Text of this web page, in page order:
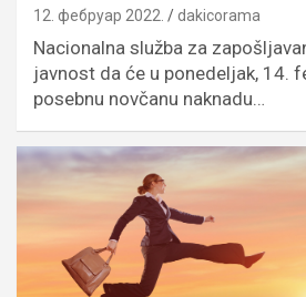
12. фебруар 2022. dakicorama
Nacionalna služba za
javnost da će u ponedeljak, 14.
posebnu novčanu naknadu…